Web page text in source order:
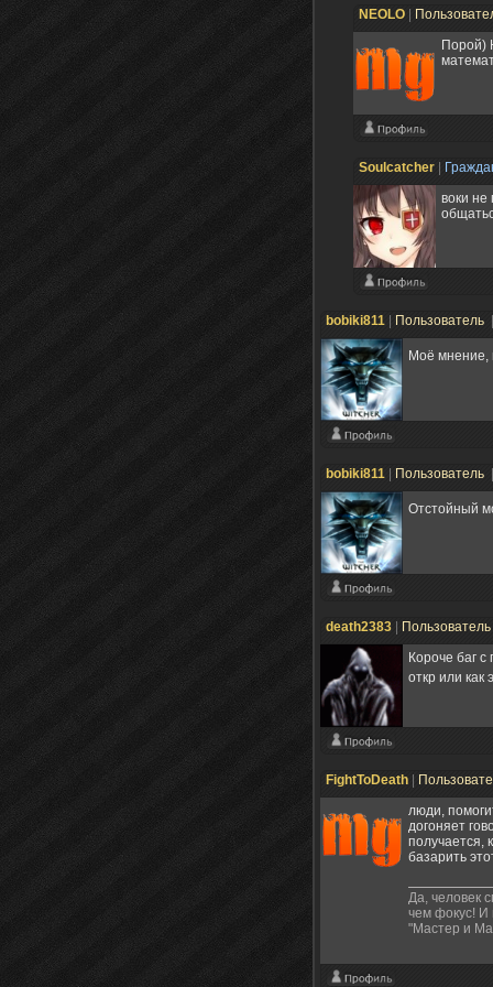
NEOLO
Порой)
Soulcatcher
воки не
bobiki811 Пользователь
Моё мнение,
bobiki811 Пользователь
Отстойный
death2383
Пользователь
Короче баг
откр или как
FightToDeath
люди,
догоняет
получается,
базарить
Да, человек
чем фокус! И
"Мастер и